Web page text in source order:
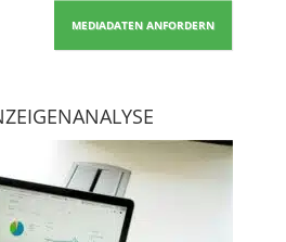
MEDIADATEN ANFORDERN